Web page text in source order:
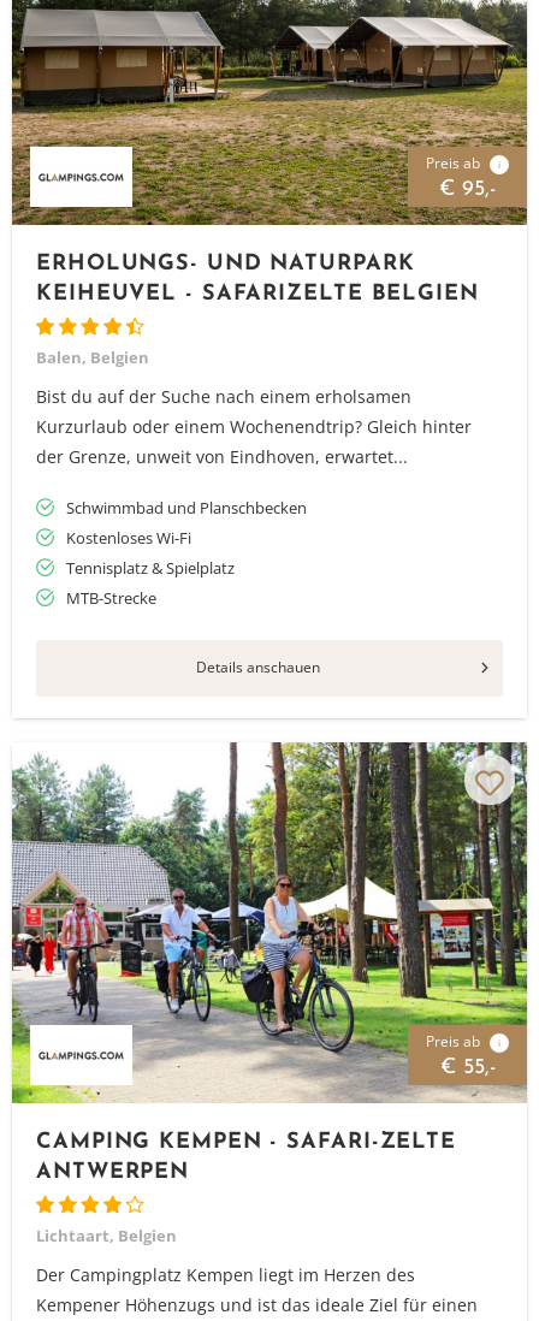
Preis ab i
€ 95,-
ERHOLUNGS- UND NATURPARK
KEIHEUVEL - SAFARIZELTE BELGIEN
Balen, Belgien
Bist du auf der Suche nach einem erholsamen
Kurzurlaub oder einem Wochenendtrip? Gleich hinter
der Grenze, unweit von Eindhoven, erwartet...
Schwimmbad und Planschbecken
Kostenloses Wi-Fi
Tennisplatz & Spielplatz
MTB-Strecke
Details anschauen
Preis ab i
€ 55,-
CAMPING KEMPEN - SAFARI-ZELTE
ANTWERPEN
Lichtaart, Belgien
Der Campingplatz Kempen liegt im Herzen des
Kempener Höhenzugs und ist das ideale Ziel für einen